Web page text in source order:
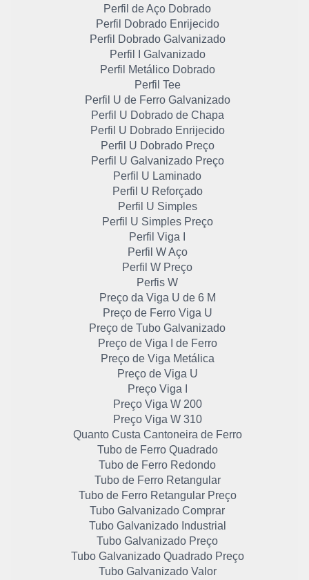
Perfil de Aço Dobrado
Perfil Dobrado Enrijecido
Perfil Dobrado Galvanizado
Perfil I Galvanizado
Perfil Metálico Dobrado
Perfil Tee
Perfil U de Ferro Galvanizado
Perfil U Dobrado de Chapa
Perfil U Dobrado Enrijecido
Perfil U Dobrado Preço
Perfil U Galvanizado Preço
Perfil U Laminado
Perfil U Reforçado
Perfil U Simples
Perfil U Simples Preço
Perfil Viga I
Perfil W Aço
Perfil W Preço
Perfis W
Preço da Viga U de 6 M
Preço de Ferro Viga U
Preço de Tubo Galvanizado
Preço de Viga I de Ferro
Preço de Viga Metálica
Preço de Viga U
Preço Viga I
Preço Viga W 200
Preço Viga W 310
Quanto Custa Cantoneira de Ferro
Tubo de Ferro Quadrado
Tubo de Ferro Redondo
Tubo de Ferro Retangular
Tubo de Ferro Retangular Preço
Tubo Galvanizado Comprar
Tubo Galvanizado Industrial
Tubo Galvanizado Preço
Tubo Galvanizado Quadrado Preço
Tubo Galvanizado Valor